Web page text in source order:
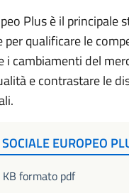
Plus è il principale
per qualificare le
i cambiamenti del
e contrastare le
EUROPEO
formato pdf